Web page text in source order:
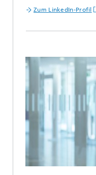
Zum LinkedIn-Profil